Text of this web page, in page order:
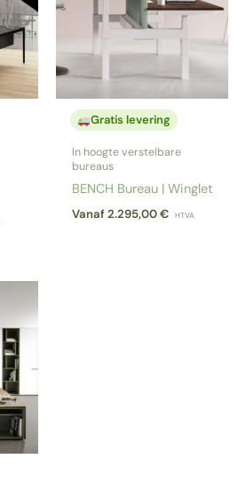
Gratis levering
In hoogte verstelbare
bureaus
BENCH Bureau | Winglet
Vanaf2.295,00€ HTVA